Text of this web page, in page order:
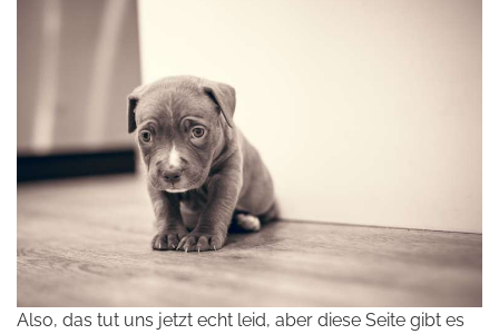
Also, das tut uns jetzt echt leid, aber diese Seite gibt es